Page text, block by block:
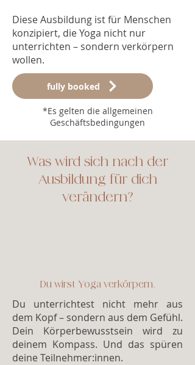
Diese Ausbildung ist für Menschen
konzipiert, die Yoga nicht nur
unterrichten – sondern verkörpern
wollen.
fully booked
*Es gelten die allgemeinen
Geschäftsbedingungen
Was wird sich nach der
Ausbildung für dich
verändern?
Du wirst Yoga verkörpern.
Du unterrichtest nicht mehr aus
dem Kopf – sondern aus dem Gefühl.
Dein Körperbewusstsein wird zu
deinem Kompass. Und das spüren
deine Teilnehmer:innen.